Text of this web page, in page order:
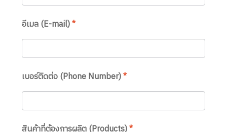
อีเมล (E-mail)*
เบอร์ติดต่อ (Phone Number)*
สินค้าที่ต้องการผลิต (Products)*